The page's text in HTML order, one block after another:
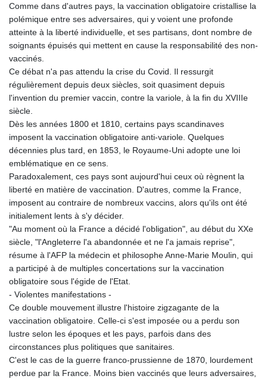
Comme dans d'autres pays, la vaccination obligatoire cristallise la
polémique entre ses adversaires, qui y voient une profonde
atteinte à la liberté individuelle, et ses partisans, dont nombre de
soignants épuisés qui mettent en cause la responsabilité des non-
vaccinés.
Ce débat n'a pas attendu la crise du Covid. Il ressurgit
régulièrement depuis deux siècles, soit quasiment depuis
l'invention du premier vaccin, contre la variole, à la fin du XVIIIe
siècle.
Dès les années 1800 et 1810, certains pays scandinaves
imposent la vaccination obligatoire anti-variole. Quelques
décennies plus tard, en 1853, le Royaume-Uni adopte une loi
emblématique en ce sens.
Paradoxalement, ces pays sont aujourd'hui ceux où règnent la
liberté en matière de vaccination. D'autres, comme la France,
imposent au contraire de nombreux vaccins, alors qu'ils ont été
initialement lents à s'y décider.
"Au moment où la France a décidé l'obligation", au début du XXe
siècle, "l'Angleterre l'a abandonnée et ne l'a jamais reprise",
résume à l'AFP la médecin et philosophe Anne-Marie Moulin, qui
a participé à de multiples concertations sur la vaccination
obligatoire sous l'égide de l'Etat.
- Violentes manifestations -
Ce double mouvement illustre l'histoire zigzagante de la
vaccination obligatoire. Celle-ci s'est imposée ou a perdu son
lustre selon les époques et les pays, parfois dans des
circonstances plus politiques que sanitaires.
C'est le cas de la guerre franco-prussienne de 1870, lourdement
perdue par la France. Moins bien vaccinés que leurs adversaires,